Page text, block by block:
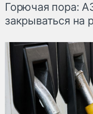
Горючая пора:
закрываться на